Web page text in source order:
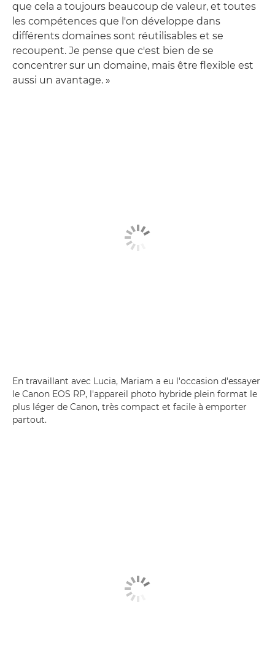
que cela a toujours beaucoup de valeur, et toutes
les compétences que l'on développe dans
différents domaines sont réutilisables et se
recoupent. Je pense que c'est bien de se
concentrer sur un domaine, mais être flexible est
aussi un avantage. »
En travaillant avec Lucia, Mariam a eu l'occasion d'essayer
le Canon EOS RP, l'appareil photo hybride plein format le
plus léger de Canon, très compact et facile à emporter
partout.